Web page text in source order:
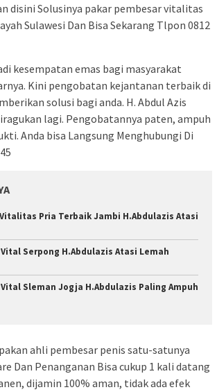
disini Solusinya pakar pembesar vitalitas
Sulawesi Dan Bisa Sekarang Tlpon 0812
kesempatan emas bagi masyarakat
Kini pengobatan kejantanan terbaik di
solusi bagi anda. H. Abdul Azis
lagi. Pengobatannya paten, ampuh
Anda bisa Langsung Menghubungi Di
Pria Terbaik Jambi H.Abdulazis Atasi
Serpong H.Abdulazis Atasi Lemah
Sleman Jogja H.Abdulazis Paling Ampuh
ahli pembesar penis satu-satunya
Dan Penanganan Bisa cukup 1 kali datang
dijamin 100% aman, tidak ada efek